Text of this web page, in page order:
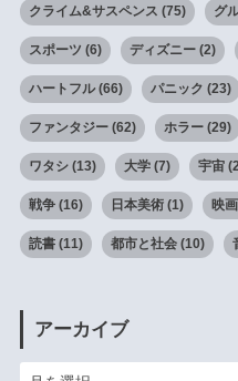
クライム&サスペンス (75) グ
スポーツ (6) ディズニー(2)
ハートフル(66) パニック (23)
ファンタジー(62) ホラー(29)
ワタシ(13) 大学(7) 宇宙
戦争(16) 日本美術(1) 映
読書(11) 都市と社会(10)
アーカイブ